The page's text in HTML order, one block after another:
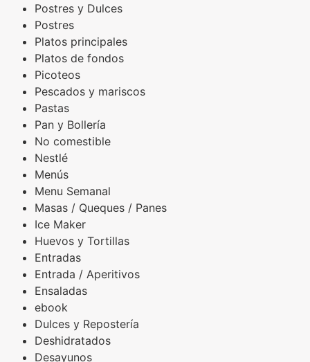
Postres y Dulces
Postres
Platos principales
Platos de fondos
Picoteos
Pescados y mariscos
Pastas
Pan y Bollería
No comestible
Nestlé
Menús
Menu Semanal
Masas / Queques / Panes
Ice Maker
Huevos y Tortillas
Entradas
Entrada / Aperitivos
Ensaladas
ebook
Dulces y Repostería
Deshidratados
Desayunos